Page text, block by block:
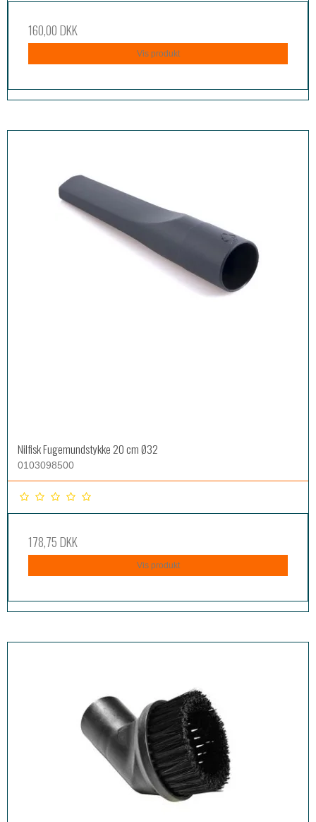
160,00 DKK
Vis produkt
Nilfisk Fugemundstykke 20 cm Ø32
0103098500
178,75 DKK
Vis produkt